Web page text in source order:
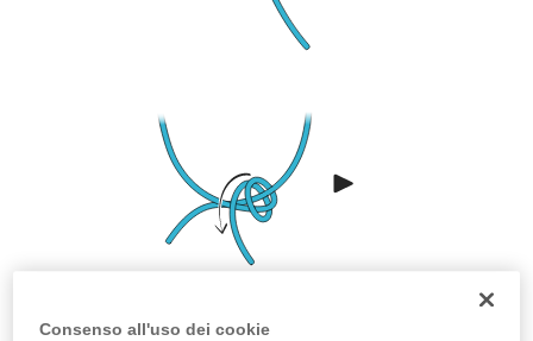
Consenso all'uso dei cookie